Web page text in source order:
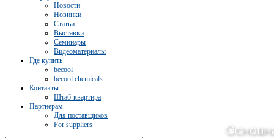
Новости
Новинки
Статьи
Выставки
Семинары
Видеоматериалы
Где купить
becool
becool chemicals
Контакты
Штаб-квартира
Партнерам
Для поставщиков
For suppliers